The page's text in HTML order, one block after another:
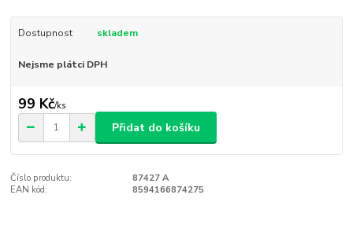
Dostupnost skladem
Nejsme plátci DPH
99 Kč/ks
Přidat do košíku
Číslo produktu:
87427 A
EAN kód:
8594166874275